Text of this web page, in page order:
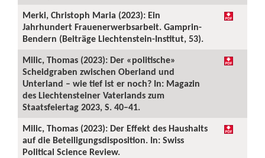
Merki, Christoph Maria (2023): Ein
Jahrhundert Frauenerwerbsarbeit. Gamprin-
Bendern (Beiträge Liechtenstein-Institut, 53).
Milic, Thomas (2023): Der «politische»
Scheidgraben zwischen Oberland und
Unterland – wie tief ist er noch? In: Magazin
des Liechtensteiner Vaterlands zum
Staatsfeiertag 2023, S. 40–41.
Milic, Thomas (2023): Der Effekt des Haushalts
auf die Beteiligungsdisposition. In: Swiss
Political Science Review.